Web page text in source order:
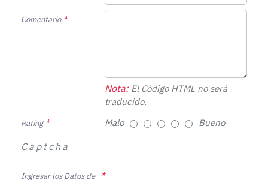
Comentario
Nota:El Código HTML no será
traducido.
Rating Malo Bueno
Captcha
Ingresar los Datos de